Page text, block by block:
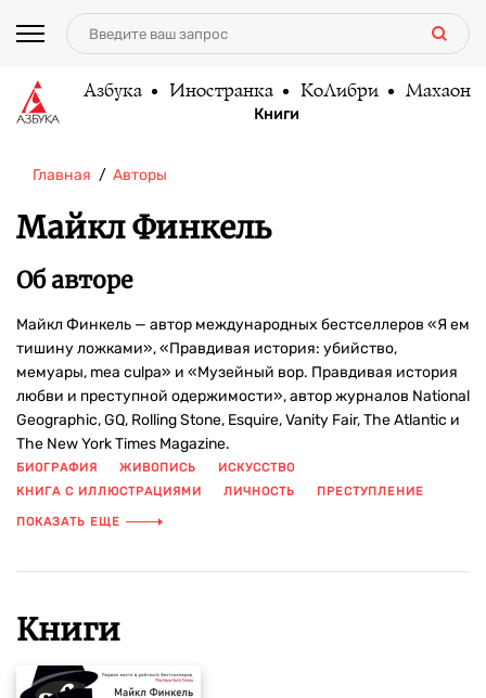
Азбука Иностранка КоЛибри Махаон
Книги
Главная Авторы
Майкл Финкель
Об авторе
Майкл Финкель — автор международных бестселлеров «Я ем
тишину ложками», «Правдивая история: убийство,
мемуары, mea culpa» и «Музейный вор. Правдивая история
любви и преступной одержимости», автор журналов National
Geographic, GQ, Rolling Stone, Esquire, Vanity Fair, The Atlantic и
The New York Times Magazine.
БИОГРАФИЯ ЖИВОПИСЬ
ИСКУССТВО
КНИГА С ИЛЛЮСТРАЦИЯМИ
ЛИЧНОСТЬ
ПРЕСТУПЛЕНИЕ
РАССЛЕДОВАНИЕ
ЦВЕТНЫЕ ИЛЛЮСТРАЦИИ
ПОКАЗАТЬ ЕЩЕ
Книги